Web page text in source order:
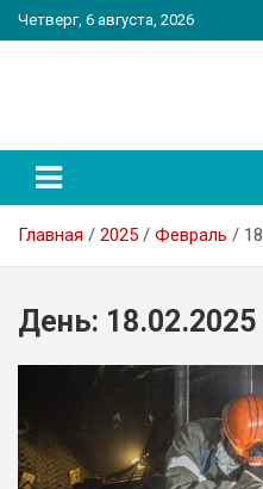
Перейти
к
Четверг, 6 августа, 2026
Главная 2025 Февраль 18
День: 18.02.2025